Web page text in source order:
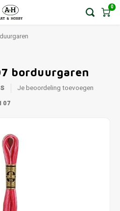
0
borduurgaren
Je beoordeling toevoegen